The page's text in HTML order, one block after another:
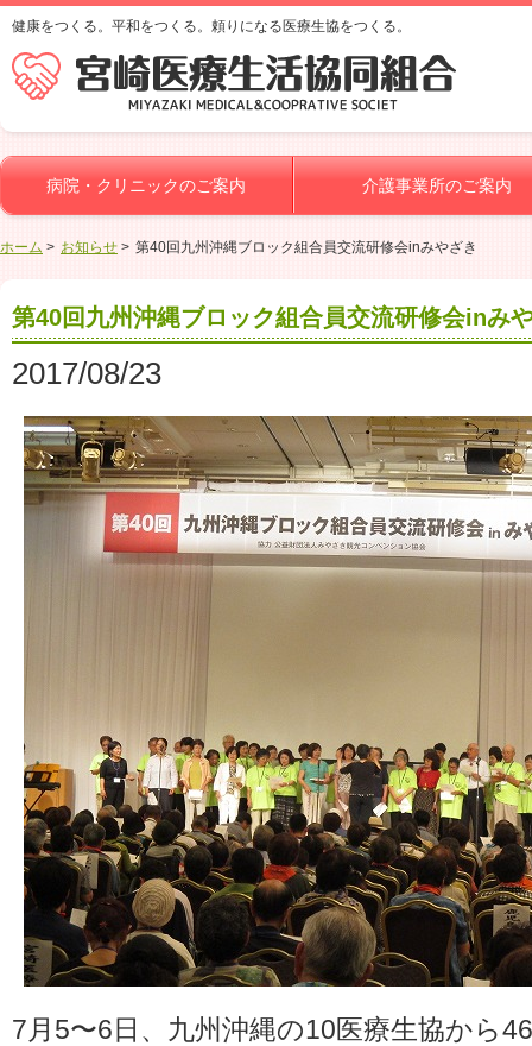
健康をつくる。平和をつくる。頼りになる医療生協をつくる。
病院・クリニックのご案内 介護事業所のご案内
ホーム お知らせ 第40回九州沖縄ブロック組合員交流研修会inみやざき
第40回九州沖縄ブロック組合員交流研修会inみ
2017/08/23
7月5〜6日、九州沖縄の10医療生協から